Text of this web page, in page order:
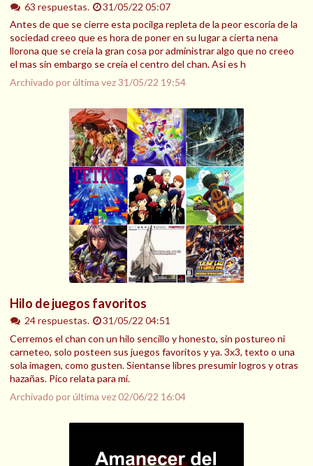
63 respuestas.
31/05/22 05:07
Antes de que se cierre esta pocilga repleta de la peor escoria de la
sociedad creeo que es hora de poner en su lugar a cierta nena
llorona que se creia la gran cosa por administrar algo que no creeo
el mas sin embargo se creia el centro del chan. Asi es h
Archivado por última vez31/05/22 19:54
Hilo de juegos favoritos
24 respuestas.
31/05/22 04:51
Cerremos el chan con un hilo sencillo y honesto, sin postureo ni
carneteo, solo posteen sus juegos favoritos y ya. 3x3, texto o una
sola imagen, como gusten. Sientanse libres presumir logros y otras
hazañas. Pico relata para mí.
Archivado por última vez02/06/22 16:04